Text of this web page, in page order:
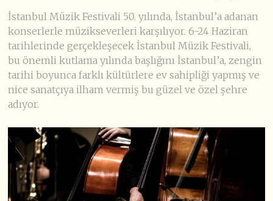
İstanbul Müzik Festivali 50. yılında, İstanbul’a adanan
konserlerle müzikseverleri karşılıyor. 6-24 Haziran
tarihlerinde gerçekleşecek İstanbul Müzik Festivali,
bu önemli kutlama yılında başlığını İstanbul’a, zengin
tarihi boyunca farklı kültürlere ev sahipliği yapmış ve
nice sanatçıya ilham vermiş bu güzel ve özel şehre
adıyor.